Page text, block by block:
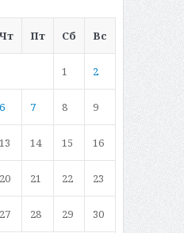
Пт Сб Вс
1 2
6 7 8 9
13 14 15 16
20 21 22 23
27 28 29 30